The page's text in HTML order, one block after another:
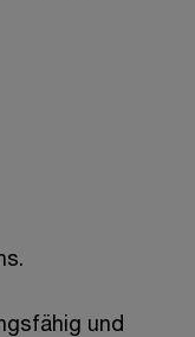
und